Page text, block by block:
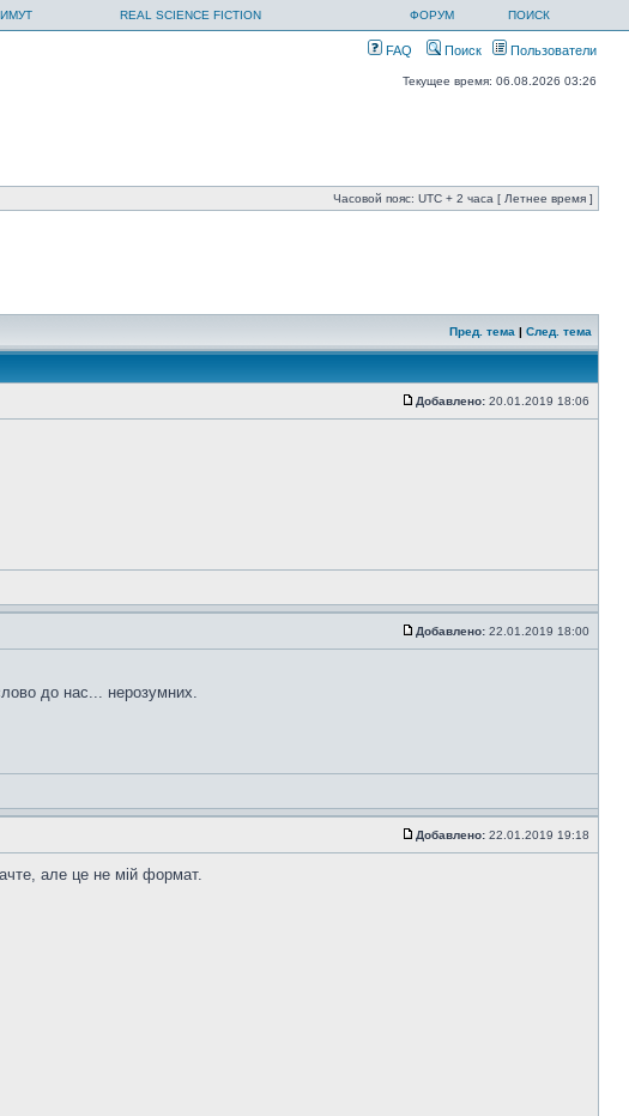
REAL SCIENCE FICTION ФОРУМ ПОИСК
FAQ Поиск Пользователи
Текущее время: 06.08.2026 03:26
Часовой пояс: UTC + 2 часа [ Летнее время ]
Пред. тема | След. тема
Добавлено: 20.01.2019 18:06
Добавлено: 22.01.2019 18:00
до нас... нерозумних.
Добавлено: 22.01.2019 19:18
але це не мій формат.